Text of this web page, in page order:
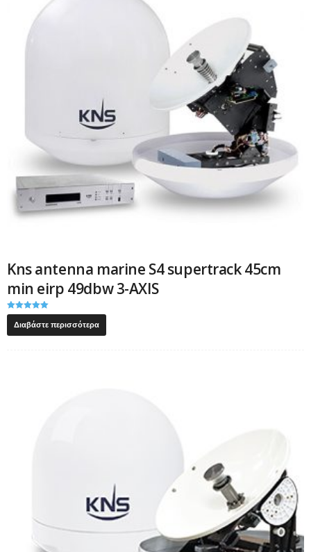
Kns antenna marine S4 supertrack 45cm
min eirp 49dbw 3-AXIS
Βαθμολογήθ
ηκε με
Διαβάστε περισσότερα